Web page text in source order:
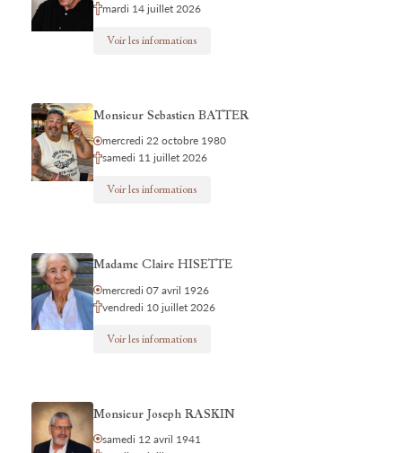
mardi 14 juillet 2026
Voir les informations
Monsieur Sebastien BATTER
mercredi 22 octobre 1980
samedi 11 juillet 2026
Voir les informations
Madame Claire HISETTE
mercredi 07 avril 1926
vendredi 10 juillet 2026
Voir les informations
Monsieur Joseph RASKIN
samedi 12 avril 1941